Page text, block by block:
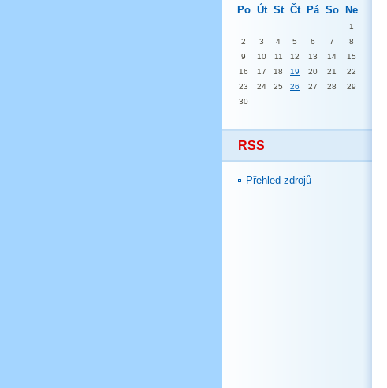
Po Út St Čt Pá So Ne
1
2
3 4 5 6 7
8
9
10 11 12 13 14
15
16
17 18 19 20 21
22
23
24 25 26 27 28
29
30
RSS
Přehled zdrojů